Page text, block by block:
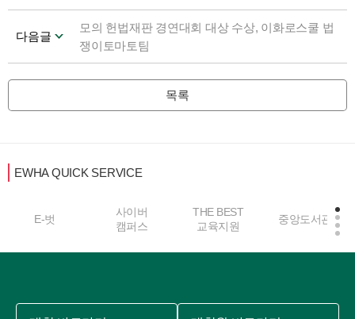
다음글
모의 헌법재판 경연대회 대상 수상, 이화로스쿨 법
쟁이토마토팀
목록
EWHA QUICK SERVICE
E-벗
사이버
캠퍼스
THE BEST
교육지원
중앙도서관